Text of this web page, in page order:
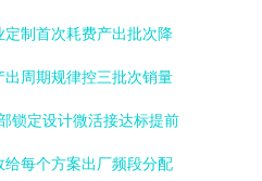
制首次耗费产出批次降
周期规律控三批次销量
锁定设计微活接达标提前
每个方案出厂频段分配